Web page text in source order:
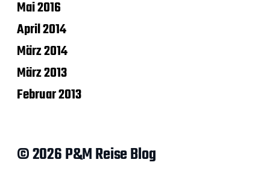
Mai 2016
April 2014
März 2014
März 2013
Februar 2013
© 2026 P&M Reise Blog